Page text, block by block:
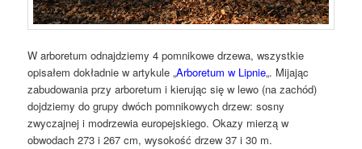
W arboretum odnajdziemy 4 pomnikowe drzewa, wszystkie
opisałem dokładnie w artykule „Arboretum w Lipnie„. Mijając
zabudowania przy arboretum i kierując się w lewo (na zachód)
dojdziemy do grupy dwóch pomnikowych drzew: sosny
zwyczajnej i modrzewia europejskiego. Okazy mierzą w
obwodach 273 i 267 cm, wysokość drzew 37 i 30 m.